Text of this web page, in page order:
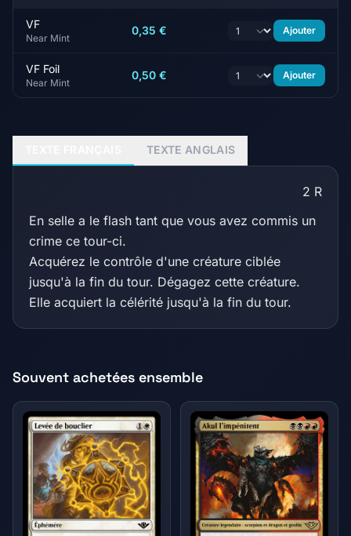
VF
Near Mint
0,35 € Ajouter
VF Foil
Near Mint
0,50 € Ajouter
TEXTE ANGLAIS
2 R
En selle a le flash tant que vous avez commis un
crime ce tour-ci.
Acquérez le contrôle d'une créature ciblée
jusqu'à la fin du tour. Dégagez cette créature.
Elle acquiert la célérité jusqu'à la fin du tour.
Souvent achetées ensemble